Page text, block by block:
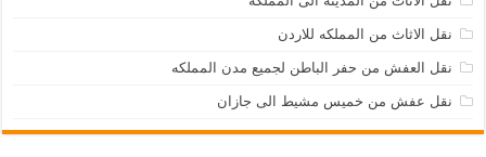
نقل الاثاث من المملكه للاردن
نقل العفش من حفر الباطن لجميع مدن المملكه
نقل عفش من خميس مشيط الى جازان